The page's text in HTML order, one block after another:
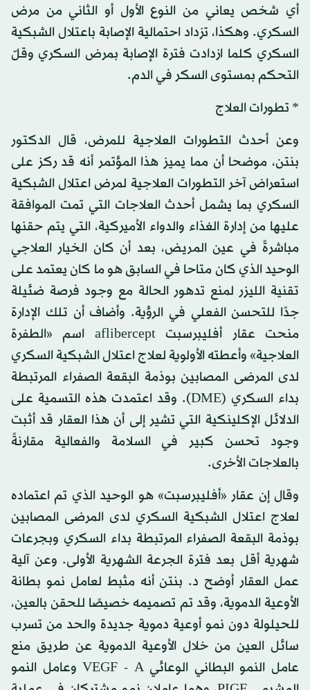
أي شخص يعاني من النوع الأول أو الثاني من مرض
السكري. وهكذا، تزداد احتمالية الإصابة باعتلال الشبكية
السكري كلما ازدادت فترة الإصابة بمرض السكري وقلّ
التحكم بمستوى السكر في الدم.
* تطورات العلاج
وعن أحدث التطورات العلاجية للمرض، قال الدكتور
بنتن، موضحا أن مما يميز هذا المؤتمر أنه قد ركز على
استعراض آخر التطورات العلاجية لمرض اعتلال الشبكية
السكري بما يشمل أحدث العلاجات التي تمت الموافقة
عليها من إدارة الغذاء والدواء الأميركية، التي يتم حقنها
مباشرةً في عين المريض، بعد أن كان الخيار العلاجي
الوحيد الذي كان متاحا في السابق هو ما كان يعتمد على
تقنية الليزر لمنع تدهور الحالة مع وجود فرصة ضئيلة
جدًا للتحسن الفعلي في الرؤية. وأضاف أن تلك الإدارة
منحت عقار أفليبرسبت aflibercept اسم «الطفرة
العلاجية» وأعطته الأولوية لعلاج اعتلال الشبكية السكري
لدى المرضى المصابين بوذمة البقعة الصفراء المرتبطة
بداء السكري (DME). وقد اعتمدت هذه التسمية على
الدلائل الإكلينكية التي تشير إلى أن هذا العقار قد أثبت
وجود تحسن كبير في السلامة والفعالية مقارنةً
بالعلاجات الأخرى.
وقال إن عقار «أفليبرسبت» هو الوحيد الذي تم اعتماده
لعلاج اعتلال الشبكية السكري لدى المرضى المصابين
بوذمة البقعة الصفراء المرتبطة بداء السكري وبجرعات
شهرية أقل بعد فترة الجرعة الشهرية الأولى. وعن آلية
عمل العقار أوضح د. بنتن أنه مثبط لعامل نمو بطانة
الأوعية الدموية، وقد تم تصميمه خصيصًا للحقن بالعين،
للحيلولة دون نمو أوعية دموية جديدة والحد من تسرب
سائل العين من خلال الأوعية الدموية عن طريق منع
عامل النمو البطاني الوعائي VEGF - A وعامل النمو